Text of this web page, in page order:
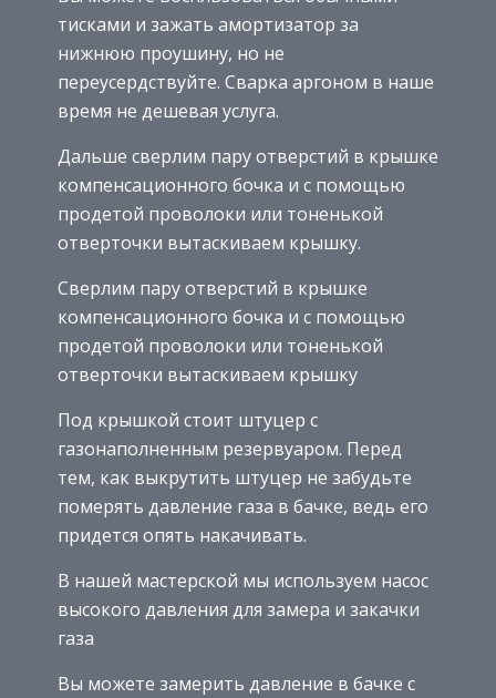
тисками и зажать амортизатор за
нижнюю проушину, но не
переусердствуйте. Сварка аргоном в наше
время не дешевая услуга.
Дальше сверлим пару отверстий в крышке
компенсационного бочка и с помощью
продетой проволоки или тоненькой
отверточки вытаскиваем крышку.
Cверлим пару отверстий в крышке
компенсационного бочка и с помощью
продетой проволоки или тоненькой
отверточки вытаскиваем крышку
Под крышкой стоит штуцер с
газонаполненным резервуаром. Перед
тем, как выкрутить штуцер не забудьте
померять давление газа в бачке, ведь его
придется опять накачивать.
В нашей мастерской мы используем насос
высокого давления для замера и закачки
газа
Вы можете замерить давление в бачке с